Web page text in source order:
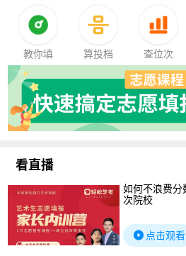
教你填 算投档 查位次
看直播
如何不浪费分
次院校
点击观看